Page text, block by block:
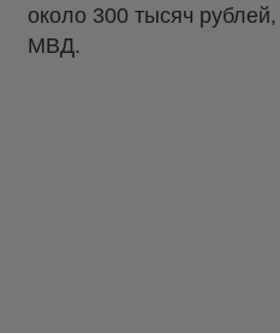
около 300 тысяч
МВД.